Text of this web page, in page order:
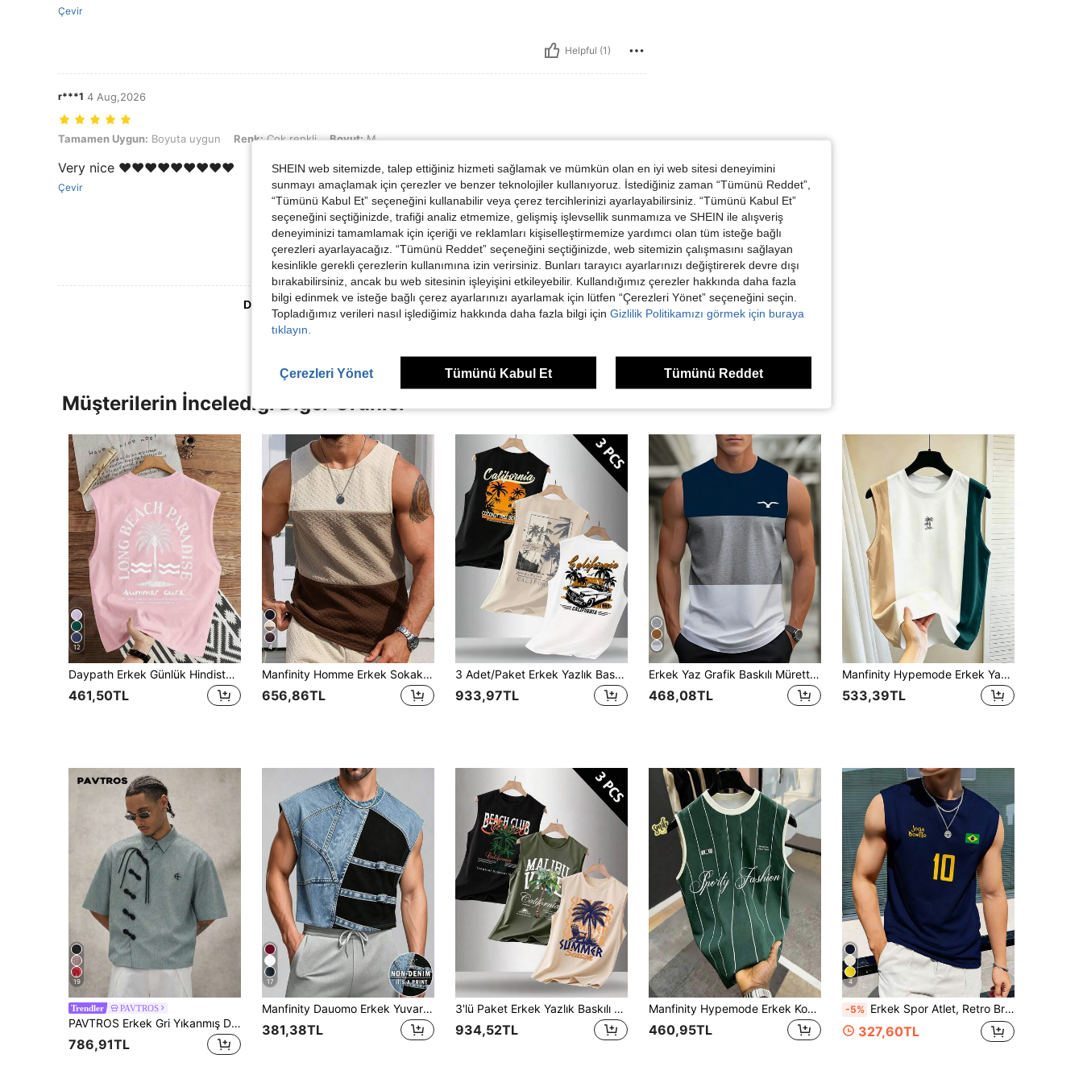
Çevir
Helpful (1)
r***1 4 Aug,2026
Tamamen Uygun: Boyuta uygun, Renk: Çok renkli, Boyut: M
Tamamen Uygun: Boyuta uygun Renk:Çok renkli Boyut:M
Very nice ❤️❤️❤️❤️❤️❤️❤️❤️❤️
Çevir
Helpful (0)
Daha Fazla Değerlendirme Görüntüle
Müşterilerin İncelediği Diğer Ürünler
12
Daypath Erkek Günlük Hindistan Cevizi Ağacı Slogan Baskılı Atlet, Tatil
461,50TL
4
Manfinity Homme Erkek Sokak Kolej Spor Tarzı INS Yüksek Sokak Renk Bloklu Atlet, Sokak Modası ve Y2K Tarzı, Yaz, Tatil
656,86TL
3 Adet/Paket Erkek Yazlık Baskılı Bisiklet Yaka Günlük Atlet
933,97TL
Erkek Yaz Grafik Baskılı Mürettebat Yaka Günlük Kolsuz Atlet
468,08TL
Manfinity Hypemode Erkek Yazlık Renk Bloklu Palmiye Ağacı Baskılı Bol Günlük Tatil Stili Atlet, Tatil
533,39TL
19
Trendler PAVTROS
PAVTROS Erkek Gri Yıkanmış Denim Yeni Çin Tarzı Kurbağa Düğmeli Boxy Kesim Kısa Kollu Kısa Üst
786,91TL
17
Manfinity Dauomo Erkek Yuvarlak Yaka Renk Bloklu Günlük Çok Yönlü Dışarı Çıkma Üstü
381,38TL
3'lü Paket Erkek Yazlık Baskılı Yuvarlak Yaka Günlük Atlet
934,52TL
Manfinity Hypemode Erkek Koyu Yeşil Yazlık Sokak Stili Atlet, Dikey İnce Çizgili Grafik Baskılı Kolsuz Antrenman Yeleği, Rahat Kesim Bisiklet Yaka Retro Basketbol Forması
460,95TL
4
-5% Erkek Spor Atlet, Retro Brezilya Futbol Forması - Efsanevi 10 Numara, Günlük Futbol Taraftarı, Futbol Atleti, Regular Fit Kolsuz Fitness Kıyafeti, Yumuşak ve Rahat Kumaş
327,60TL
SHEIN web sitemizde, talep ettiğiniz hizmeti sağlamak ve mümkün olan en iyi web sitesi deneyimini
sunmayı amaçlamak için çerezler ve benzer teknolojiler kullanıyoruz. İstediğiniz zaman “Tümünü Reddet”,
“Tümünü Kabul Et” seçeneğini kullanabilir veya çerez tercihlerinizi ayarlayabilirsiniz. “Tümünü Kabul Et”
seçeneğini seçtiğinizde, trafiği analiz etmemize, gelişmiş işlevsellik sunmamıza ve SHEIN ile alışveriş
deneyiminizi tamamlamak için içeriği ve reklamları kişiselleştirmemize yardımcı olan tüm isteğe bağlı
çerezleri ayarlayacağız. “Tümünü Reddet” seçeneğini seçtiğinizde, web sitemizin çalışmasını sağlayan
kesinlikle gerekli çerezlerin kullanımına izin verirsiniz. Bunları tarayıcı ayarlarınızı değiştirerek devre dışı
bırakabilirsiniz, ancak bu web sitesinin işleyişini etkileyebilir. Kullandığımız çerezler hakkında daha fazla
bilgi edinmek ve isteğe bağlı çerez ayarlarınızı ayarlamak için lütfen “Çerezleri Yönet” seçeneğini seçin.
Topladığımız verileri nasıl işlediğimiz hakkında daha fazla bilgi için Gizlilik Politikamızı görmek için buraya
tıklayın.
Çerezleri Yönet Tümünü Kabul Et Tümünü Reddet